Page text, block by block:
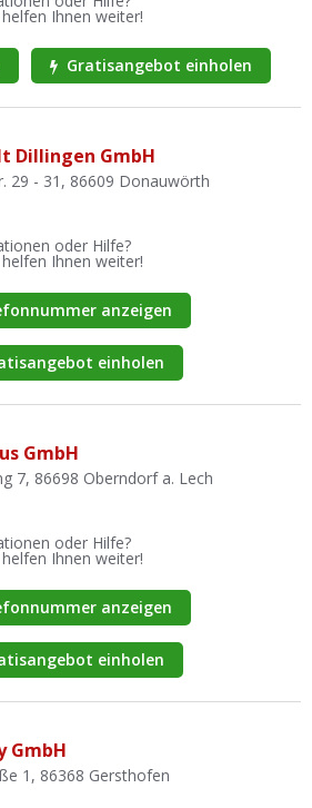
Ihnen weiter!
Gratisangebot einholen
Dillingen GmbH
29 - 31, 86609 Donauwörth
oder Hilfe?
Ihnen weiter!
anzeigen
einholen
GmbH
7, 86698 Oberndorf a. Lech
oder Hilfe?
Ihnen weiter!
anzeigen
einholen
GmbH
1, 86368 Gersthofen